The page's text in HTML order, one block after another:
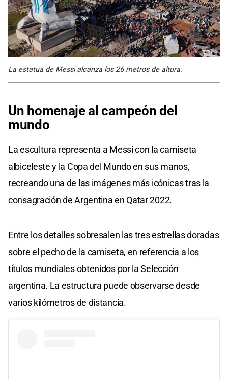
La estatua de Messi alcanza los 26 metros de altura.
Un homenaje al campeón del
mundo
La escultura representa a Messi con la camiseta
albiceleste y la Copa del Mundo en sus manos,
recreando una de las imágenes más icónicas tras la
consagración de Argentina en Qatar 2022.
Entre los detalles sobresalen las tres estrellas doradas
sobre el pecho de la camiseta, en referencia a los
títulos mundiales obtenidos por la Selección
argentina. La estructura puede observarse desde
varios kilómetros de distancia.